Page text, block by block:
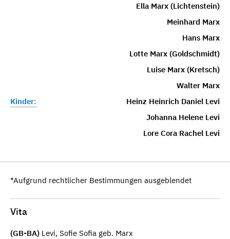
Ella Marx (Lichtenstein)
Meinhard Marx
Hans Marx
Lotte Marx (Goldschmidt)
Luise Marx (Kretsch)
Walter Marx
Kinder:
Heinz Heinrich Daniel Levi
Johanna Helene Levi
Lore Cora Rachel Levi
*Aufgrund rechtlicher Bestimmungen ausgeblendet
Vita
(GB-BA) Levi, Sofie Sofia geb. Marx